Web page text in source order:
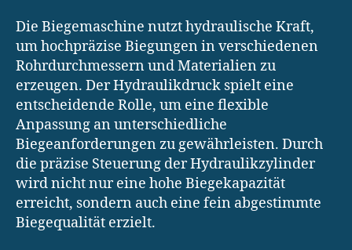
Die Biegemaschine nutzt hydraulische Kraft,
um hochpräzise Biegungen in verschiedenen
Rohrdurchmessern und Materialien zu
erzeugen. Der Hydraulikdruck spielt eine
entscheidende Rolle, um eine flexible
Anpassung an unterschiedliche
Biegeanforderungen zu gewährleisten. Durch
die präzise Steuerung der Hydraulikzylinder
wird nicht nur eine hohe Biegekapazität
erreicht, sondern auch eine fein abgestimmte
Biegequalität erzielt.